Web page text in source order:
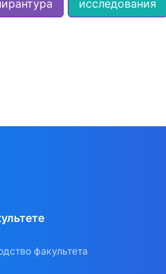
исследования
факультета